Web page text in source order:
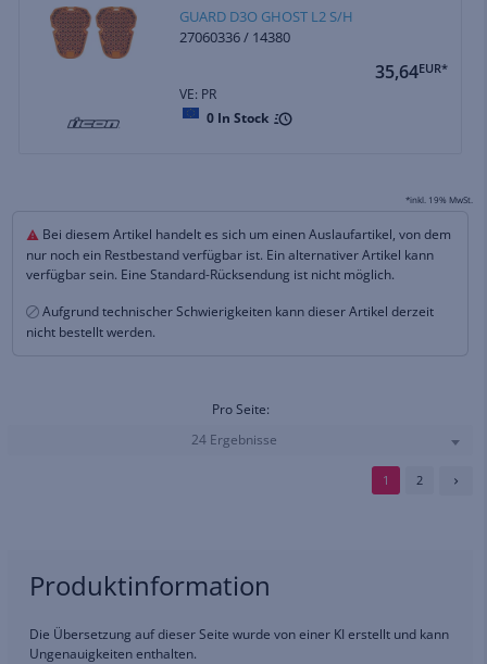
GUARD D3O GHOST L2 S/H
27060336 / 14380
35,64EUR*
VE: PR
0 In Stock
*inkl. 19% MwSt.
Bei diesem Artikel handelt es sich um einen Auslaufartikel, von dem
nur noch ein Restbestand verfügbar ist. Ein alternativer Artikel kann
verfügbar sein. Eine Standard-Rücksendung ist nicht möglich.
Aufgrund technischer Schwierigkeiten kann dieser Artikel derzeit
nicht bestellt werden.
Pro Seite:
24 Ergebnisse
1 2
Produktinformation
Die Übersetzung auf dieser Seite wurde von einer KI erstellt und kann
Ungenauigkeiten enthalten.